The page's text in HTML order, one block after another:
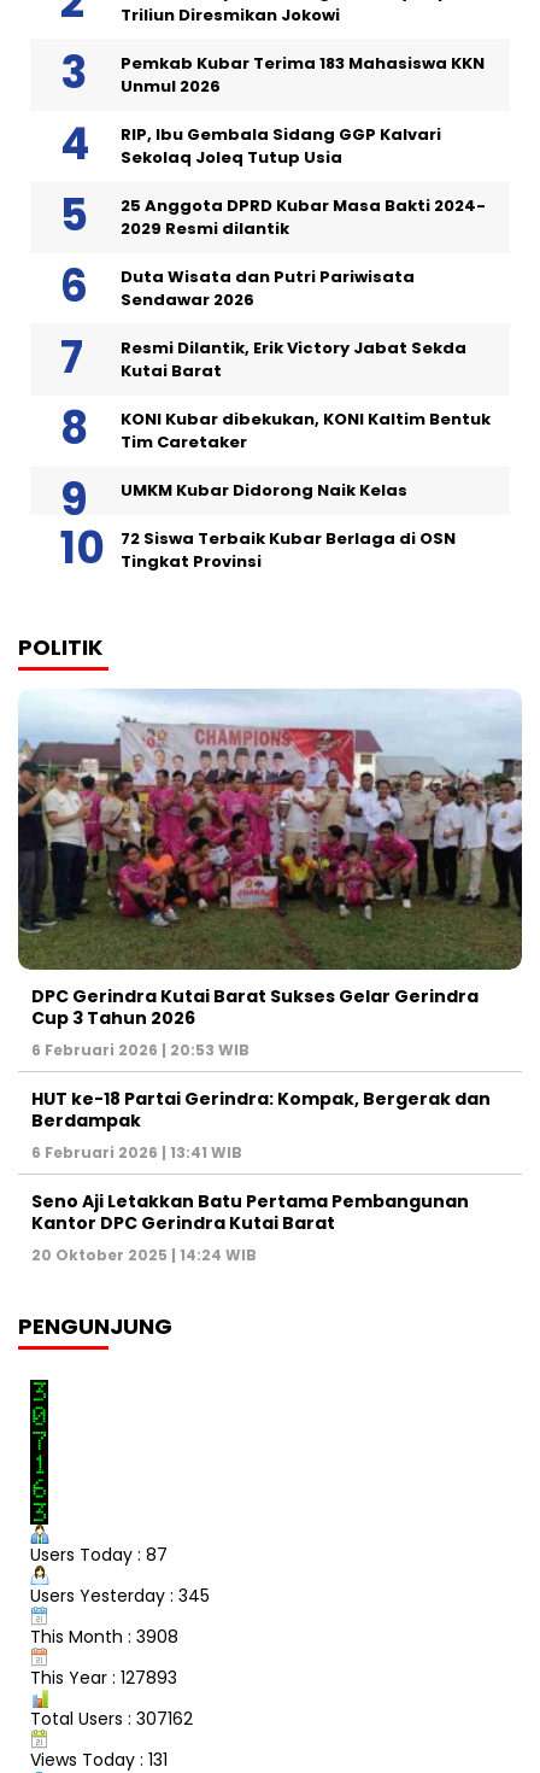
Triliun Diresmikan Jokowi
Pemkab Kubar Terima 183 Mahasiswa KKN
Unmul 2026
RIP, Ibu Gembala Sidang GGP Kalvari
Sekolaq Joleq Tutup Usia
25 Anggota DPRD Kubar Masa Bakti 2024-
2029 Resmi dilantik
Duta Wisata dan Putri Pariwisata
Sendawar 2026
Resmi Dilantik, Erik Victory Jabat Sekda
Kutai Barat
KONI Kubar dibekukan, KONI Kaltim Bentuk
Tim Caretaker
UMKM Kubar Didorong Naik Kelas
72 Siswa Terbaik Kubar Berlaga di OSN
Tingkat Provinsi
POLITIK
DPC Gerindra Kutai Barat Sukses Gelar Gerindra
Cup 3 Tahun 2026
6 Februari 2026 | 20:53 WIB
HUT ke-18 Partai Gerindra: Kompak, Bergerak dan
Berdampak
6 Februari 2026 | 13:41 WIB
Seno Aji Letakkan Batu Pertama Pembangunan
Kantor DPC Gerindra Kutai Barat
20 Oktober 2025 | 14:24 WIB
PENGUNJUNG
Users Today : 87
Users Yesterday : 345
This Month : 3908
This Year : 127893
Total Users : 307162
Views Today : 131